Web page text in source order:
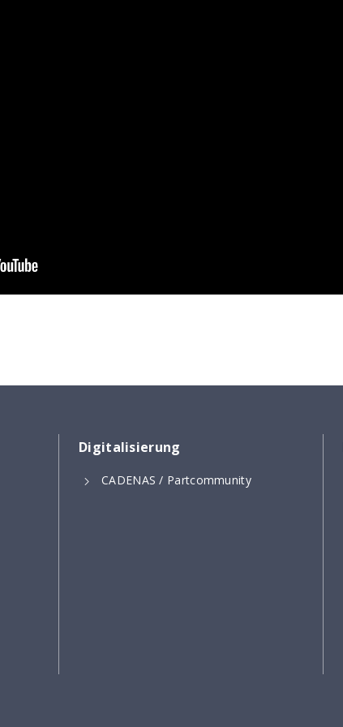
Digitalisierung
CADENAS / Partcommunity